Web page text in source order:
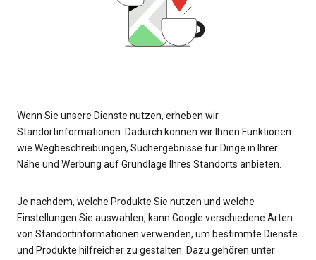
Wenn Sie unsere Dienste nutzen, erheben wir
Standortinformationen. Dadurch können wir Ihnen Funktionen
wie Wegbeschreibungen, Suchergebnisse für Dinge in Ihrer
Nähe und Werbung auf Grundlage Ihres Standorts anbieten.
Je nachdem, welche Produkte Sie nutzen und welche
Einstellungen Sie auswählen, kann Google verschiedene Arten
von Standortinformationen verwenden, um bestimmte Dienste
und Produkte hilfreicher zu gestalten. Dazu gehören unter